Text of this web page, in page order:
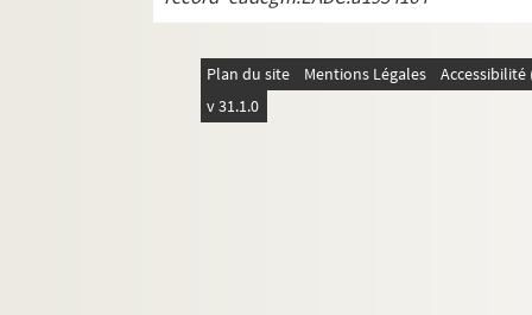
Plan du site Mentions Légales
v 31.1.0